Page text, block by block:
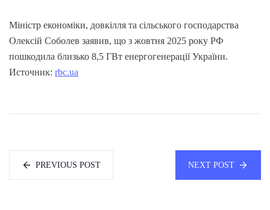
Міністр економіки, довкілля та сільського господарства
Олексій Соболев заявив, що з жовтня 2025 року РФ
пошкодила близько 8,5 ГВт енергогенерації України.
Источник: rbc.ua
PREVIOUS POST NEXT POST